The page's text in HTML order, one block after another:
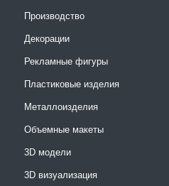
Производство
Декорации
Рекламные фигуры
Пластиковые изделия
Металлоизделия
Объемные макеты
3D модели
3D визуализация